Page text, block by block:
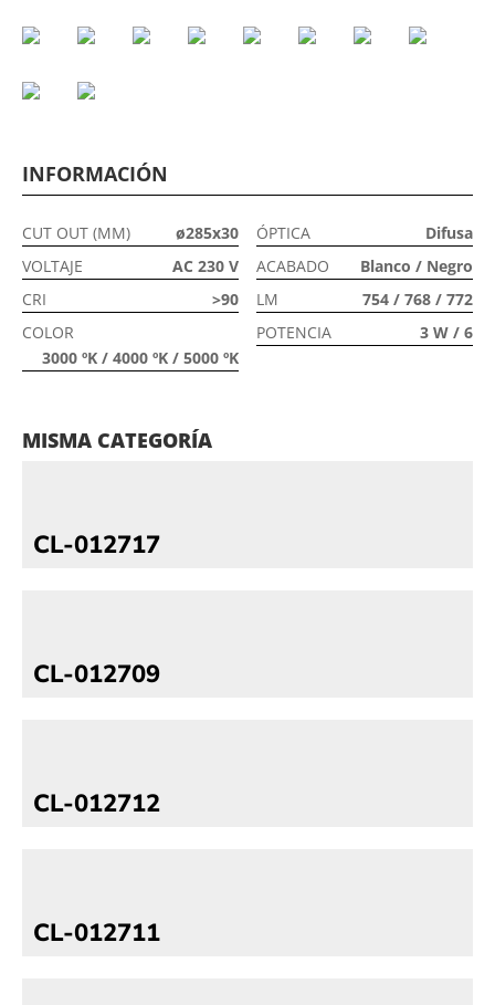
INFORMACIÓN
CUT OUT (MM)
ø285x30
VOLTAJE
AC 230 V
CRI
>90
COLOR
3000 ºK / 4000 ºK / 5000 ºK
ÓPTICA
Difusa
ACABADO
Blanco / Negro
LM
754 / 768 / 772
POTENCIA
3 W / 6
MISMA CATEGORÍA
CL-012717
CL-012709
CL-012712
CL-012711